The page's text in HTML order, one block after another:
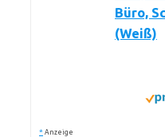
Büro,
(Weiß)
* Anzeige